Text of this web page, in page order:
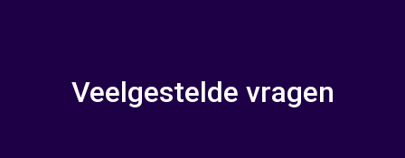
Veelgestelde vragen